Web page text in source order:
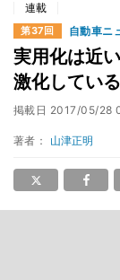
連載
第37回 自動車ニ
実用化は近
激化している
掲載日 2017/05/28
著者： 山津正明